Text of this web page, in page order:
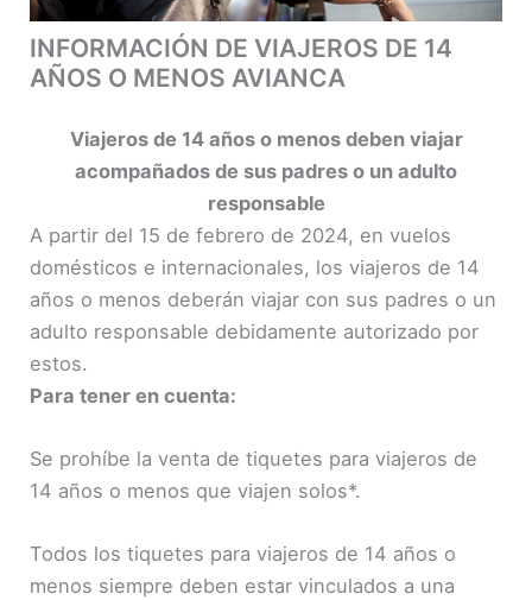
INFORMACIÓN DE VIAJEROS DE 14
AÑOS O MENOS AVIANCA
Viajeros de 14 años o menos deben viajar
acompañados de sus padres o un adulto
responsable
A partir del 15 de febrero de 2024, en vuelos
domésticos e internacionales, los viajeros de 14
años o menos deberán viajar con sus padres o un
adulto responsable debidamente autorizado por
estos.
Para tener en cuenta:
Se prohíbe la venta de tiquetes para viajeros de
14 años o menos que viajen solos*.
Todos los tiquetes para viajeros de 14 años o
menos siempre deben estar vinculados a una